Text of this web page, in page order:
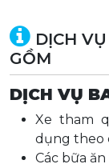
DỊCH
GỒM
DỊCH VỤ
Xe tham
dụng theo
Các bữa